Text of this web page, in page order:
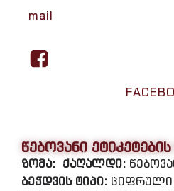
mail
წებოვანი
ზომა: ქაღალდი:
ბეჭდვის ტიპი: ციფრული